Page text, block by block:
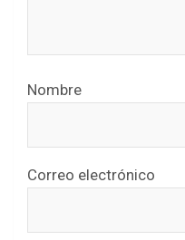
Nombre
Correo electrónico